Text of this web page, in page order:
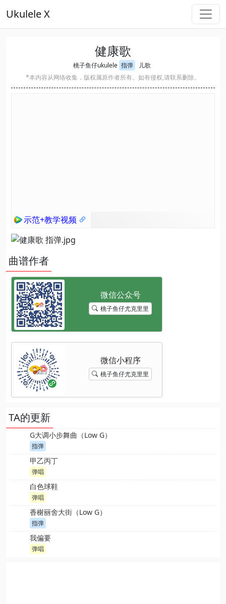
Ukulele X
健康歌
桃子鱼仔ukulele 指弹
儿歌
*本内容从网络收集，版权属原作者所有。如有侵权,请联系删除。
示范+教学视频
曲谱作者
桃子鱼仔尤克里里
桃子鱼仔尤克里里
TA的更新
G大调小步舞曲（Low G）
指弹
甲乙丙丁
弹唱
白色球鞋
弹唱
香榭丽舍大街（Low G）
指弹
我偏要
弹唱